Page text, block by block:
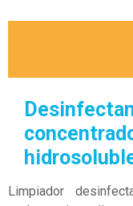
Limpiador